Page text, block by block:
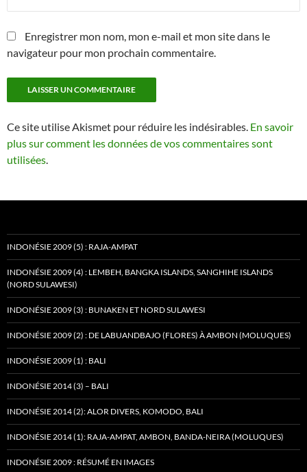
Enregistrer mon nom, mon e-mail et mon site dans le
navigateur pour mon prochain commentaire.
Ce site utilise Akismet pour réduire les indésirables. En savoir
plus sur comment les données de vos commentaires sont
utilisées
INDONÉSIE 2009 (5) : RAJA-AMPAT
INDONÉSIE 2009 (4) : LEMBEH, BANGKA ISLANDS, SANGHIHE ISLANDS
(NORD SULAWESI)
INDONÉSIE 2009 (3) : BUNAKEN ET NORD SULAWESI
INDONÉSIE 2009 (2) : DE LABUANDBAJO (FLORES) À AMBON (MOLUQUES)
INDONÉSIE 2009 (1) : BALI
INDONÉSIE 2014 (3) – BALI
INDONÉSIE 2014 (2): ALOR DIVERS, KOMODO, BALI
INDONÉSIE 2014 (1): RAJA-AMPAT, AMBON, BANDA-NEIRA (MOLUQUES)
INDONÉSIE 2009 : RÉSUMÉ EN IMAGES